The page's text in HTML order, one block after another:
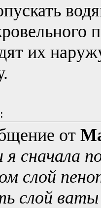
их
от
я сначала
слой
слой